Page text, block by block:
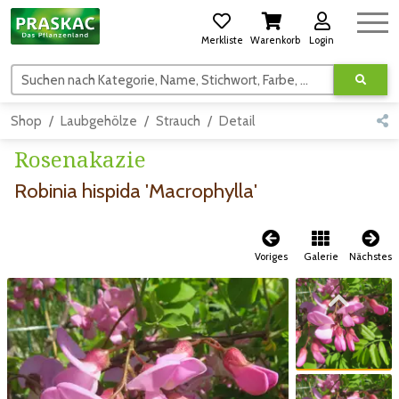
Merkliste Warenkorb Login
Suchen nach Kategorie, Name, Stichwort, Farbe, usw.
Shop Laubgehölze Strauch Detail
Rosenakazie
Robinia hispida 'Macrophylla'
Voriges Galerie Nächstes
Zum vorigen Bild